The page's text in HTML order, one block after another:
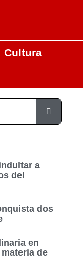
Cultura
a
del
dos
en
de